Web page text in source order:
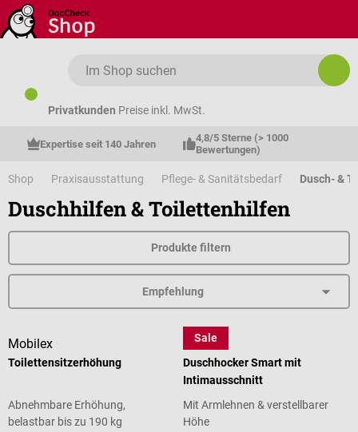
Zum Hauptinhalt springen
Privatkunden Preise inkl. MwSt.
Expertise seit 140 Jahren
4,8/5 Sterne (> 1000
Bewertungen)
Shop Praxisausstattung Pflege- & Sanitätsbedarf Dusch- &
Duschhilfen & Toilettenhilfen
Produkte filtern
Mobilex
Toilettensitzerhöhung
Abnehmbare Erhöhung,
belastbar bis zu 190 kg
Sale
Careline
Duschhocker Smart mit
Intimausschnitt
Mit Armlehnen & verstellbarer
Höhe